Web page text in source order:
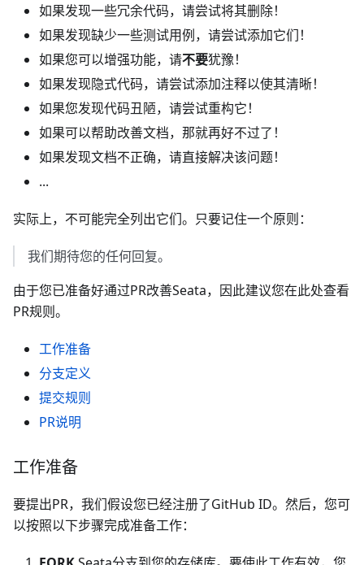
如果发现一些冗余代码，请尝试将其删除！
如果发现缺少一些测试用例，请尝试添加它们！
如果您可以增强功能，请不要犹豫！
如果发现隐式代码，请尝试添加注释以使其清晰！
如果您发现代码丑陋，请尝试重构它！
如果可以帮助改善文档，那就再好不过了！
如果发现文档不正确，请直接解决该问题！
...
实际上，不可能完全列出它们。只要记住一个原则：
我们期待您的任何回复。
由于您已准备好通过PR改善Seata，因此建议您在此处查看
PR规则。
工作准备
分支定义
提交规则
PR说明
工作准备
要提出PR，我们假设您已经注册了GitHub ID。然后，您可
以按照以下步骤完成准备工作：